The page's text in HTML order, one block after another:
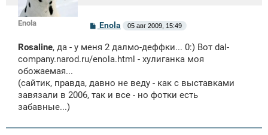
Enola
С
б
щ
и
Enola 05 авг 2009, 15:49
Rosaline, да - у меня 2 далмо-деффки... 0:) Вот dal-
company.narod.ru/enola.html - хулиганка моя
обожаемая...
(сайтик, правда, давно не веду - как с выставками
завязали в 2006, так и все - но фотки есть
забавные...)